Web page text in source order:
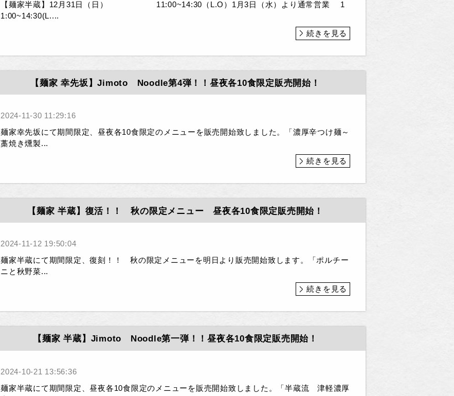
【麺家半蔵】12月31日（日） 11:00~14:30（L.O）1月3日（水）より通常営業 1
1:00~14:30(L....
続きを見る
【麺家 幸先坂】Jimoto Noodle第4弾！！昼夜各10食限定販売開始！
2024-11-30 11:29:16
麺家幸先坂にて期間限定、昼夜各10食限定のメニューを販売開始致しました。「濃厚辛つけ麺～
藁焼き燻製...
続きを見る
【麺家 半蔵】復活！！ 秋の限定メニュー 昼夜各10食限定販売開始！
2024-11-12 19:50:04
麺家半蔵にて期間限定、復刻！！ 秋の限定メニューを明日より販売開始致します。「ポルチー
ニと秋野菜...
続きを見る
【麺家 半蔵】Jimoto Noodle第一弾！！昼夜各10食限定販売開始！
2024-10-21 13:56:36
麺家半蔵にて期間限定、昼夜各10食限定のメニューを販売開始致しました。「半蔵流 津軽濃厚